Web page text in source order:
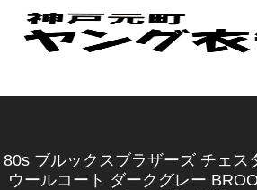
80s ブルックスブラザーズ チェス
ウールコート ダークグレー